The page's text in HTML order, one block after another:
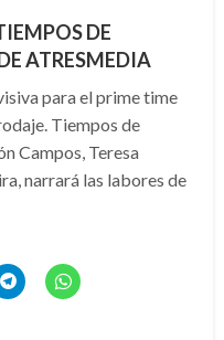
DE
ATRESMEDIA
para el prime time
Tiempos de
Campos, Teresa
narrará las labores de